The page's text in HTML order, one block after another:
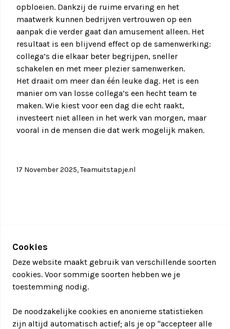
opbloeien. Dankzij de ruime ervaring en het
maatwerk kunnen bedrijven vertrouwen op een
aanpak die verder gaat dan amusement alleen. Het
resultaat is een blijvend effect op de samenwerking:
collega’s die elkaar beter begrijpen, sneller
schakelen en met meer plezier samenwerken.
Het draait om meer dan één leuke dag. Het is een
manier om van losse collega’s een hecht team te
maken. Wie kiest voor een dag die echt raakt,
investeert niet alleen in het werk van morgen, maar
vooral in de mensen die dat werk mogelijk maken.
17 November 2025, Teamuitstapje.nl
Cookies
Deze website maakt gebruik van verschillende soorten
cookies. Voor sommige soorten hebben we je
toestemming nodig.
De noodzakelijke cookies en anonieme statistieken
zijn altijd automatisch actief; als je op "accepteer alle